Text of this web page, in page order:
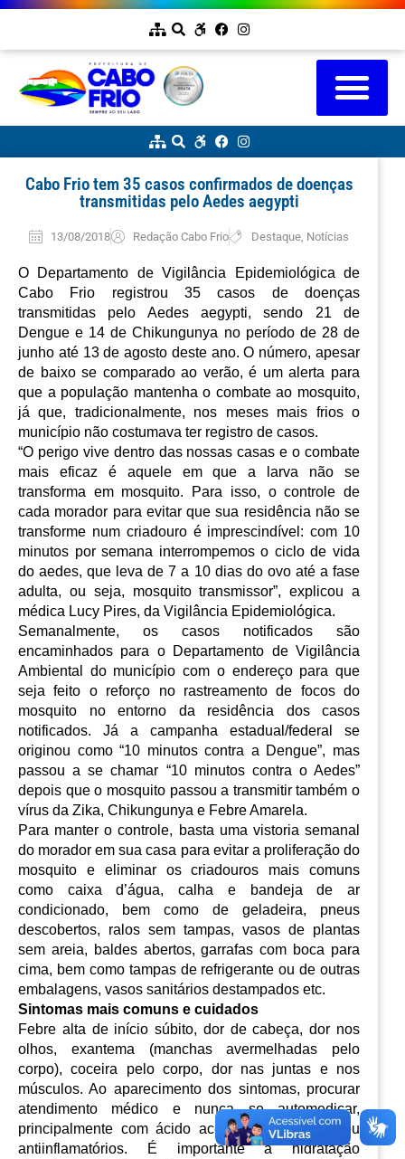
Cabo Frio tem 35 casos confirmados de doenças
transmitidas pelo Aedes aegypti
13/08/2018 Redação Cabo Frio Destaque, Notícias
O Departamento de Vigilância Epidemiológica de
Cabo Frio registrou 35 casos de doenças
transmitidas pelo Aedes aegypti, sendo 21 de
Dengue e 14 de Chikungunya no período de 28 de
junho até 13 de agosto deste ano. O número, apesar
de baixo se comparado ao verão, é um alerta para
que a população mantenha o combate ao mosquito,
já que, tradicionalmente, nos meses mais frios o
município não costumava ter registro de casos.
“O perigo vive dentro das nossas casas e o combate
mais eficaz é aquele em que a larva não se
transforma em mosquito. Para isso, o controle de
cada morador para evitar que sua residência não se
transforme num criadouro é imprescindível: com 10
minutos por semana interrompemos o ciclo de vida
do aedes, que leva de 7 a 10 dias do ovo até a fase
adulta, ou seja, mosquito transmissor”, explicou a
médica Lucy Pires, da Vigilância Epidemiológica.
Semanalmente, os casos notificados são
encaminhados para o Departamento de Vigilância
Ambiental do município com o endereço para que
seja feito o reforço no rastreamento de focos do
mosquito no entorno da residência dos casos
notificados. Já a campanha estadual/federal se
originou como “10 minutos contra a Dengue”, mas
passou a se chamar “10 minutos contra o Aedes”
depois que o mosquito passou a transmitir também o
vírus da Zika, Chikungunya e Febre Amarela.
Para manter o controle, basta uma vistoria semanal
do morador em sua casa para evitar a proliferação do
mosquito e eliminar os criadouros mais comuns
como caixa d’água, calha e bandeja de ar
condicionado, bem como de geladeira, pneus
descobertos, ralos sem tampas, vasos de plantas
sem areia, baldes abertos, garrafas com boca para
cima, bem como tampas de refrigerante ou de outras
embalagens, vasos sanitários destampados etc.
Sintomas mais comuns e cuidados
Febre alta de início súbito, dor de cabeça, dor nos
olhos, exantema (manchas avermelhadas pelo
corpo), coceira pelo corpo, dor nas juntas e nos
músculos. Ao aparecimento dos sintomas, procurar
atendimento médico e nunca se automedicar,
principalmente com ácido acetilsalicílico (AAS) ou
antiinflamatórios. É importante a hidratação